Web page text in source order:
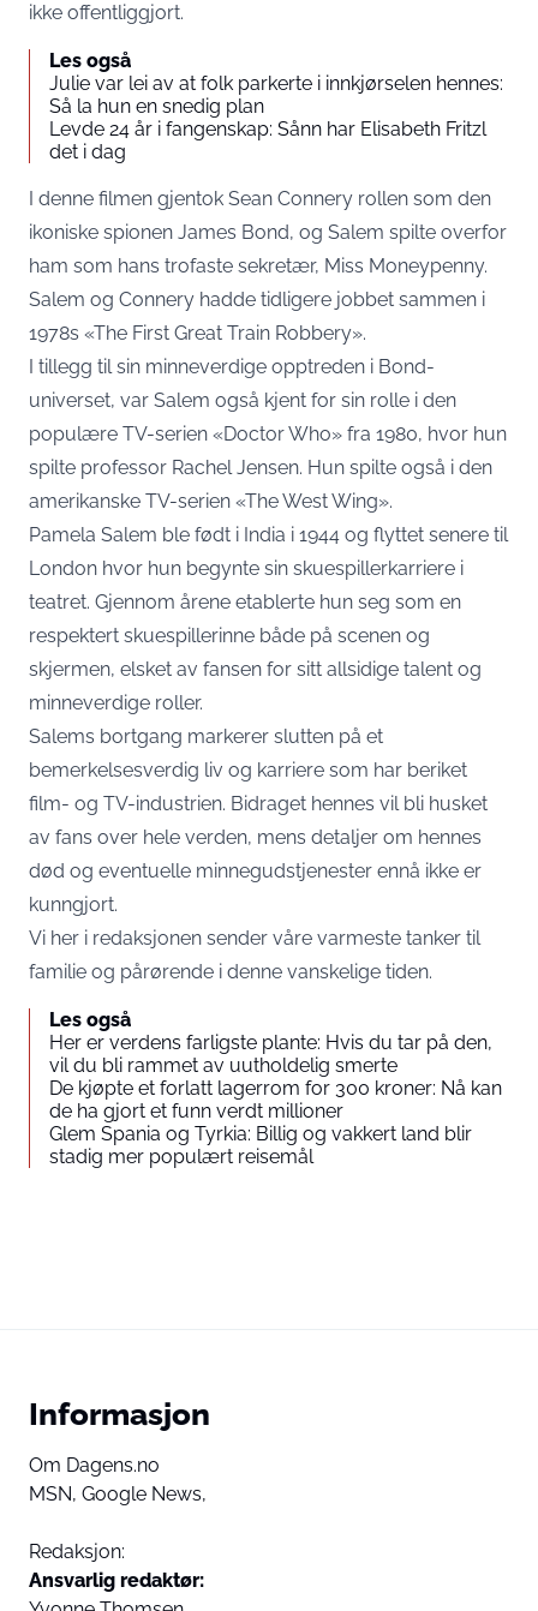
ikke offentliggjort.
Les også
Julie var lei av at folk parkerte i innkjørselen hennes:
Så la hun en snedig plan
Levde 24 år i fangenskap: Sånn har Elisabeth Fritzl
det i dag
I denne filmen gjentok Sean Connery rollen som den
ikoniske spionen James Bond, og Salem spilte overfor
ham som hans trofaste sekretær, Miss Moneypenny.
Salem og Connery hadde tidligere jobbet sammen i
1978s «The First Great Train Robbery».
I tillegg til sin minneverdige opptreden i Bond-
universet, var Salem også kjent for sin rolle i den
populære TV-serien «Doctor Who» fra 1980, hvor hun
spilte professor Rachel Jensen. Hun spilte også i den
amerikanske TV-serien «The West Wing».
Pamela Salem ble født i India i 1944 og flyttet senere til
London hvor hun begynte sin skuespillerkarriere i
teatret. Gjennom årene etablerte hun seg som en
respektert skuespillerinne både på scenen og
skjermen, elsket av fansen for sitt allsidige talent og
minneverdige roller.
Salems bortgang markerer slutten på et
bemerkelsesverdig liv og karriere som har beriket
film- og TV-industrien. Bidraget hennes vil bli husket
av fans over hele verden, mens detaljer om hennes
død og eventuelle minnegudstjenester ennå ikke er
kunngjort.
Vi her i redaksjonen sender våre varmeste tanker til
familie og pårørende i denne vanskelige tiden.
Les også
Her er verdens farligste plante: Hvis du tar på den,
vil du bli rammet av uutholdelig smerte
De kjøpte et forlatt lagerrom for 300 kroner: Nå kan
de ha gjort et funn verdt millioner
Glem Spania og Tyrkia: Billig og vakkert land blir
stadig mer populært reisemål
Informasjon
Om Dagens.no
MSN, Google News,
Redaksjon:
Ansvarlig redaktør: